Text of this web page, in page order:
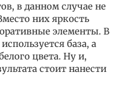
в данном случае не
них яркость
элементы. В
база, а
цвета. Ну и,
стоит нанести